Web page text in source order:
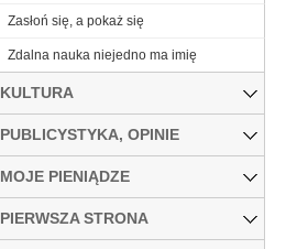
Zasłoń się, a pokaż się
Zdalna nauka niejedno ma imię
KULTURA
PUBLICYSTYKA, OPINIE
MOJE PIENIĄDZE
PIERWSZA STRONA